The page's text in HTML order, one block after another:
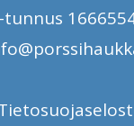
tunnus